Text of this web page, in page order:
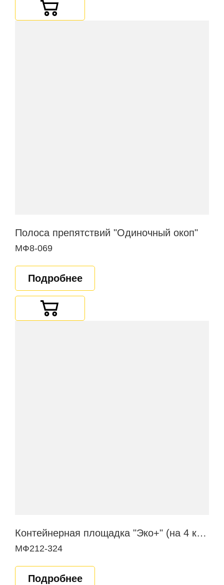
Полоса препятствий "Одиночный окоп"
МФ8-069
Подробнее
Контейнерная площадка "Эко+" (на 4 контейнера)
МФ212-324
Подробнее